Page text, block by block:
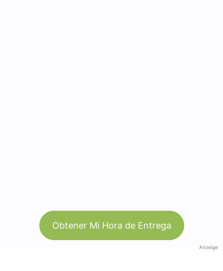
Obtener Mi Hora de Entrega
Anzeige